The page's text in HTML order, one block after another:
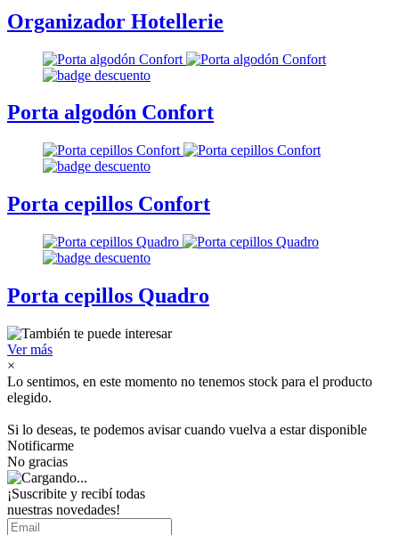
Organizador Hotellerie
Porta algodón Confort
Porta cepillos Confort
Porta cepillos Quadro
Ver más
×
Lo sentimos, en este momento no tenemos stock para el producto
elegido.
Si lo deseas, te podemos avisar cuando vuelva a estar disponible
Notificarme
No gracias
¡Suscribite y recibí todas
nuestras novedades!